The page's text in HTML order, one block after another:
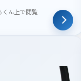
くん上で閲覧